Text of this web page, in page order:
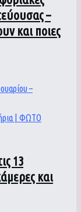
–
και ποιες
13
και